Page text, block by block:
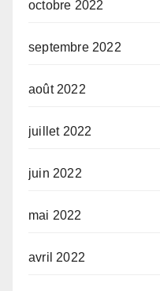
octobre 2022
septembre 2022
août 2022
juillet 2022
juin 2022
mai 2022
avril 2022